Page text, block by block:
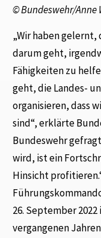
©Bundeswehr/Anne
„Wir haben gelernt,
darum geht,
Fähigkeiten zu
geht, die Landes-
organisieren, dass
sind“, erklärte
Bundeswehr
wird, ist ein
Hinsicht
26. September
vergangenen